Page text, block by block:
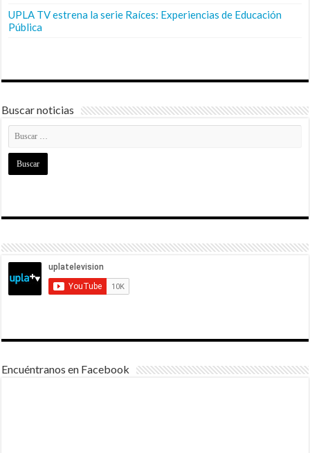
UPLA TV estrena la serie Raíces: Experiencias de Educación
Pública
Buscar noticias
Encuéntranos en Facebook